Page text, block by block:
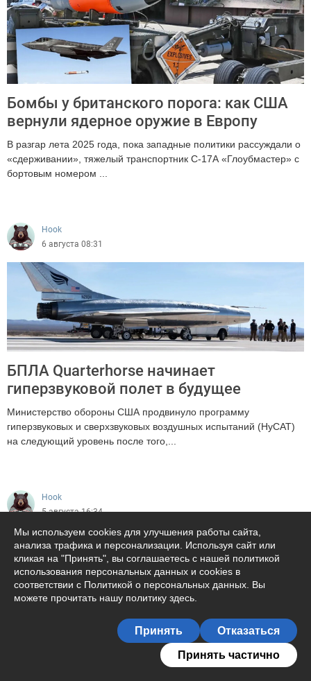
12
Бомбы у британского порога: как США
вернули ядерное оружие в Европу
В разгар лета 2025 года, пока западные политики рассуждали о
«сдерживании», тяжелый транспортник С-17А «Глоубмастер» с
бортовым номером ...
Hook
6 августа 08:31
БПЛА Quarterhorse начинает
гиперзвуковой полет в будущее
Министерство обороны США продвинуло программу
гиперзвуковых и сверхзвуковых воздушных испытаний (HyCAT)
на следующий уровень после того,...
Hook
5 августа 16:34
Мы используем cookies для улучшения работы сайта,
анализа трафика и персонализации. Используя сайт или
кликая на "Принять", вы соглашаетесь с нашей политикой
использования персональных данных и cookies в
соответствии с Политикой о персональных данных. Вы
можете прочитать нашу политику здесь
Принять Отказаться
Принять частично